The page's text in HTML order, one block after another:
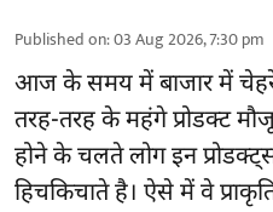
Published on:03 Aug 2026, 7:30 pm
आज के समय में बाजार में
तरह-तरह के महंगे प्रोडक्ट
होने के चलते लोग इन
हिचकिचाते है। ऐसे में वे